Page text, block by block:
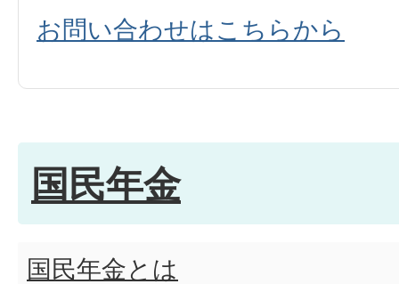
お問い合わせはこちらから
国民年金
国民年金とは